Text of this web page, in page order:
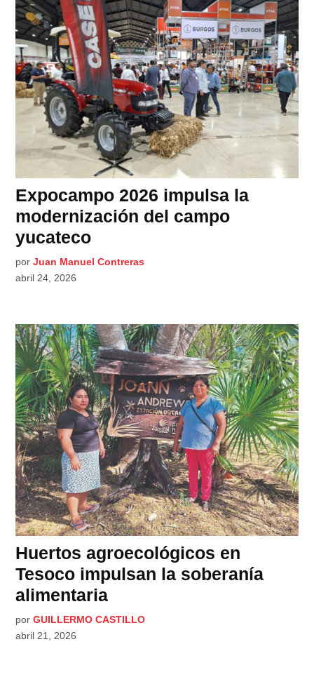
Expocampo 2026 impulsa la
modernización del campo
yucateco
por Juan Manuel Contreras
abril 24, 2026
Huertos agroecológicos en
Tesoco impulsan la soberanía
alimentaria
por GUILLERMO CASTILLO
abril 21, 2026